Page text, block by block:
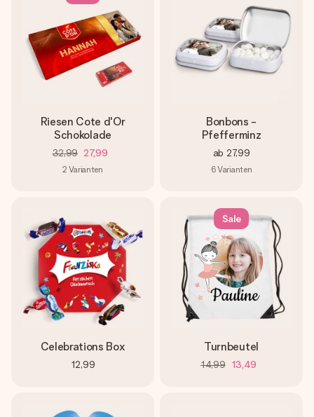
Riesen Cote d'Or
Schokolade
32,99 27,99
2 Varianten
Bonbons -
Pfefferminz
ab 27,99
6Varianten
Celebrations Box
12,99
Sale
Turnbeutel
14,99 13,49